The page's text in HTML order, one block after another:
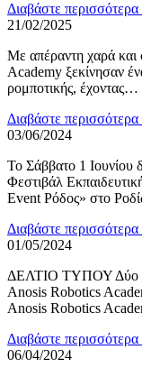
Διαβάστε περισσότερα
21/02/2025
Με απέραντη χαρά και
Academy ξεκίνησαν
ρομποτικής, έχοντας…
Διαβάστε περισσότερα
03/06/2024
Το Σάββατο 1 Ιουνίου
Φεστιβάλ
Event Ρόδος» στο
Διαβάστε περισσότερα
01/05/2024
ΔΕΛΤΙΟ ΤΥΠΟΥ Δύο
Anosis Robotics
Anosis Robotics
Διαβάστε περισσότερα
06/04/2024